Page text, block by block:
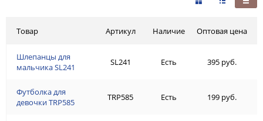
Товар
Шлепанцы для
мальчика SL241
Футболка для
девочки TRP585
Артикул Наличие Оптовая цена
SL241 Есть 395 руб.
TRP585 Есть 199 руб.